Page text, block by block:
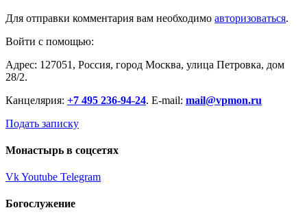
Для отправки комментария вам необходимо авторизоваться.
Войти с помощью:
Адрес: 127051, Россия, город Москва, улица Петровка, дом
28/2.
Канцелярия: +7 495 236-94-24. E-mail: mail@vpmon.ru
Подать записку
Монастырь в соцсетях
VkYoutube Telegram
Богослужение